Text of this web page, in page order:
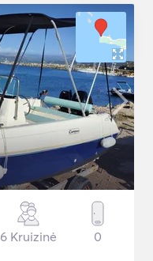
6 Kruizinė 0